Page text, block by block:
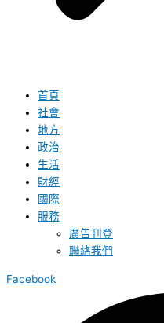
首頁
社會
地方
政治
生活
財經
國際
服務
廣告刊登
聯絡我們
Facebook